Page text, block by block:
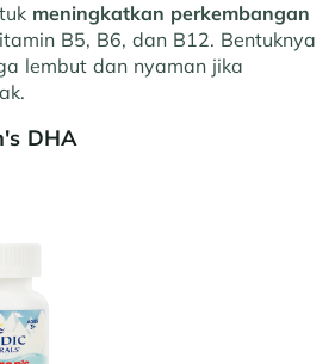
meningkatkan perkembangan
B5, B6, dan B12. Bentuknya
lembut dan nyaman jika
DHA